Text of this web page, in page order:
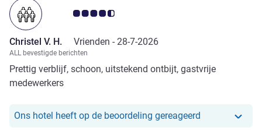
Avis-klantbeoordeling 4.5/5
Christel V. H. Vrienden - 28-7-2026
ALL bevestigde berichten
Prettig verblijf, schoon, uitstekend ontbijt, gastvrije
medewerkers
Ons hotel heeft op de beoordeling gereageerd Ons hotel